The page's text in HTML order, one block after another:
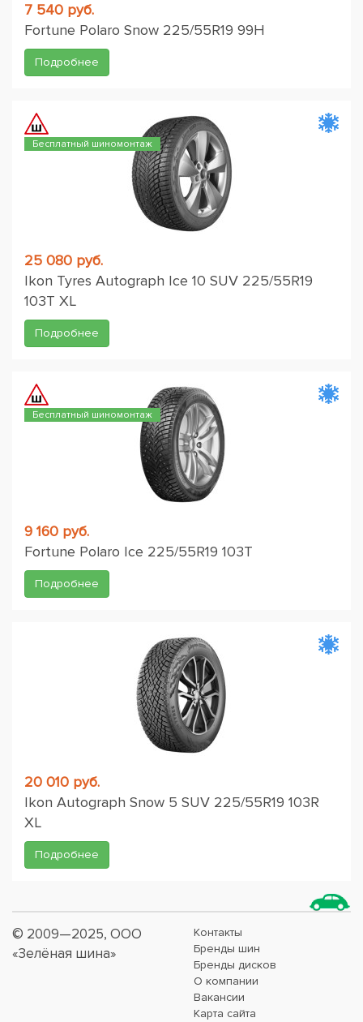
7 540 руб.
Fortune Polaro Snow 225/55R19 99H
Подробнее
Бесплатный шиномонтаж
25 080 руб.
Ikon Tyres Autograph Ice 10 SUV 225/55R19
103T XL
Подробнее
Бесплатный шиномонтаж
9 160 руб.
Fortune Polaro Ice 225/55R19 103T
Подробнее
20 010 руб.
Ikon Autograph Snow 5 SUV 225/55R19 103R
XL
Подробнее
© 2009—2025, ООО
«Зелёная шина»
Контакты
Бренды шин
Бренды дисков
О компании
Вакансии
Карта сайта